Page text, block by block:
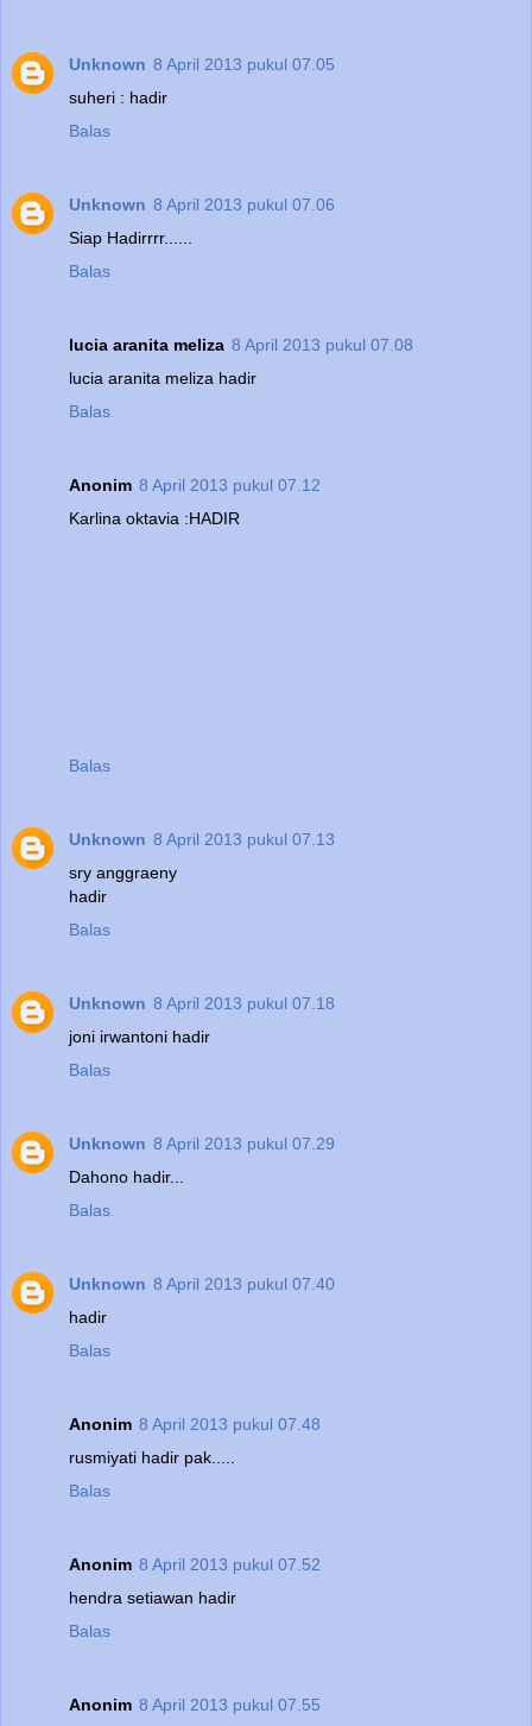
Unknown 8 April 2013 pukul 07.05
suheri : hadir
Balas
Unknown 8 April 2013 pukul 07.06
Siap Hadirrrr......
Balas
lucia aranita meliza 8 April 2013 pukul 07.08
lucia aranita meliza hadir
Balas
Anonim 8 April 2013 pukul 07.12
Karlina oktavia :HADIR
Balas
Unknown 8 April 2013 pukul 07.13
sry anggraeny
hadir
Balas
Unknown 8 April 2013 pukul 07.18
joni irwantoni hadir
Balas
Unknown 8 April 2013 pukul 07.29
Dahono hadir...
Balas
Unknown 8 April 2013 pukul 07.40
hadir
Balas
Anonim 8 April 2013 pukul 07.48
rusmiyati hadir pak.....
Balas
Anonim 8 April 2013 pukul 07.52
hendra setiawan hadir
Balas
Anonim 8 April 2013 pukul 07.55